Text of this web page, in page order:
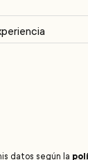
datos según la